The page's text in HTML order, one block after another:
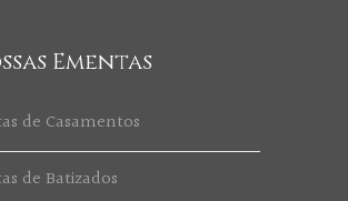
Ementas
de Casamentos
de Batizados